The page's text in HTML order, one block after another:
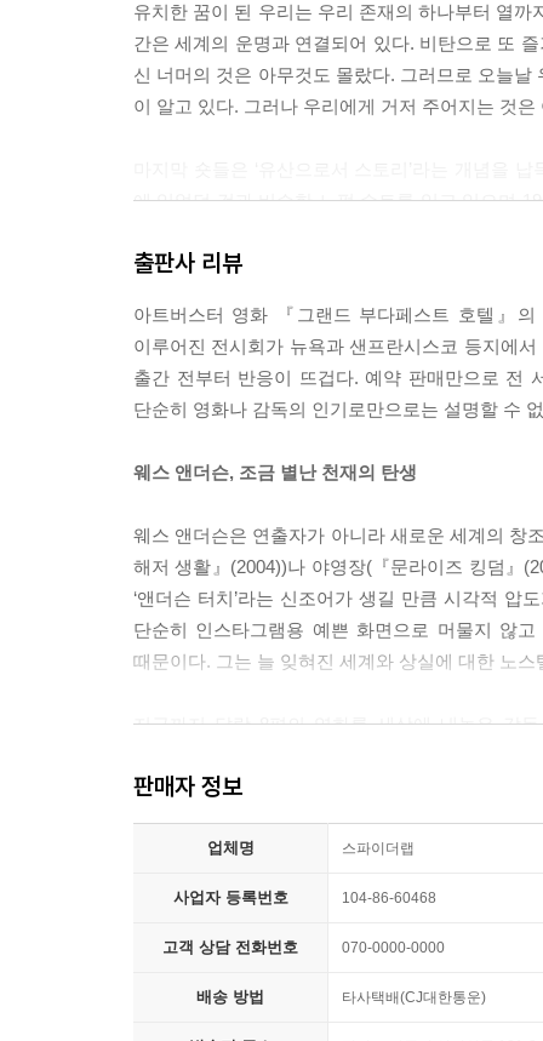
유치한 꿈이 된 우리는 우리 존재의 하나부터 열
간은 세계의 운명과 연결되어 있다. 비탄으로 또
신 너머의 것은 아무것도 몰랐다. 그러므로 오늘
이 알고 있다. 그러나 우리에게 거저 주어지는 것
에 입었던 것과 비슷한 노퍽 슈트를 입고 있으며
겨진다. --?「CRITICAL ESSAY」중에서
물론 웨스 앤더슨에게 ‘초안 같은 것’은 다른 감
전혀 없었다. 완성작 같았다. 여러 겹으로 중첩된
에 비해 어찌나 복잡해 보이는지 딱 한 번만 보고
A : 아뇨, 그럴 의향이 있습니다.
섭하나요?
A : [긴 침묵] 신이 간섭합니다. ---「웨스 앤더슨 :
츠바이크의 알프스 별장과 그랜드 부다페스트 호
양하고 자신의 과거를 전하는 데 열중한 츠바이크,
부다페스트는 츠바이크의 알프스 별장이고 오스
다.
출판사 리뷰
아트버스터 영화 『그랜드 부다페스트 호텔』
이루어진 전시회가 뉴욕과 샌프란시스코 등지에
출간 전부터 반응이 뜨겁다. 예약 판매만으로 전
단순히 영화나 감독의 인기로만으로는 설명할 수
웨스 앤더슨, 조금 별난 천재의 탄생
웨스 앤더슨은 연출자가 아니라 새로운 세계의 창
해저 생활』(2004))나 야영장(『문라이즈 킹덤』
‘앤더슨 터치’라는 신조어가 생길 만큼 시각적
단순히 인스타그램용 예쁜 화면으로 머물지 않
때문이다. 그는 늘 잊혀진 세계와 상실에 대한 노
지금까지 달랑 8편의 영화를 세상에 내놓은 감
키에 깡마른 몸, 헐렁하게 걸친 셔츠를 바지에
실제로 『로얄 테넌바움』에서 함께 작업했던 배
1969년생이다).
그러나 그의 상황을 알게 된 학교 선생님(조력
연극과 문학으로 관심사를 넓혀가던 웨스 앤더
판매자 정보
업체명 스파이더랩
사업자 등록번호 104-86-60468
고객 상담 전화번호 070-0000-0000
배송 방법 타사택배(CJ대한통운)